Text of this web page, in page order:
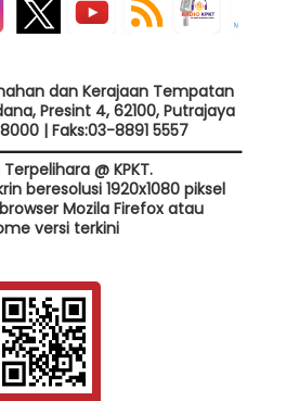
dan Kerajaan Tempatan
Presint 4, 62100, Putrajaya
| Faks:03-8891 5557
@ KPKT.
beresolusi 1920x1080 piksel
Mozila Firefox atau
versi terkini